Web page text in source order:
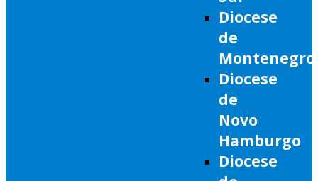
Diocese
de
Montenegro
Diocese
de
Novo
Hamburgo
Diocese